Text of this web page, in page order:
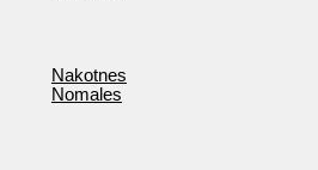
Nakotnes
Nomales